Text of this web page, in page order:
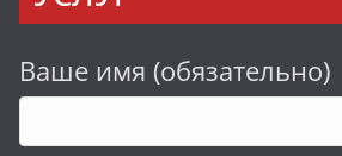
Ваше имя (обязательно)